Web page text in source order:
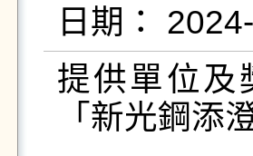
提供單位及
「新光鋼添